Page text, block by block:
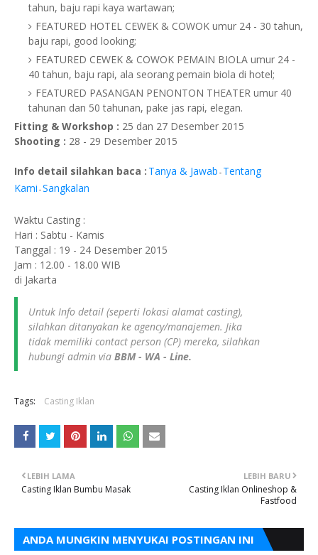
tahun, baju rapi kaya wartawan;
FEATURED HOTEL CEWEK & COWOK umur 24 - 30 tahun,
baju rapi, good looking;
FEATURED CEWEK & COWOK PEMAIN BIOLA umur 24 -
40 tahun, baju rapi, ala seorang pemain biola di hotel;
FEATURED PASANGAN PENONTON THEATER umur 40
tahunan dan 50 tahunan, pake jas rapi, elegan.
Fitting & Workshop : 25 dan 27 Desember 2015
Shooting : 28 - 29 Desember 2015
Info detail silahkan baca : Tanya & Jawab - Tentang
Kami - Sangkalan
Waktu Casting :
Hari : Sabtu - Kamis
Tanggal : 19 - 24 Desember 2015
Jam : 12.00 - 18.00 WIB
di Jakarta
Untuk Info detail (seperti lokasi alamat casting),
silahkan ditanyakan ke agency/manajemen. Jika
tidak memiliki contact person (CP) mereka, silahkan
hubungi admin via BBM - WA - Line.
Tags: Casting Iklan
LEBIH BARU
Casting Iklan Onlineshop &
Fastfood
LEBIH LAMA
Casting Iklan Bumbu Masak
ANDA MUNGKIN MENYUKAI POSTINGAN INI